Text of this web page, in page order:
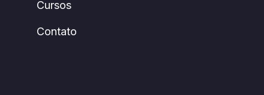
Cursos
Contato